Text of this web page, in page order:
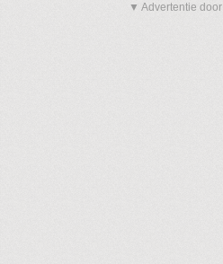
▼ Advertentie